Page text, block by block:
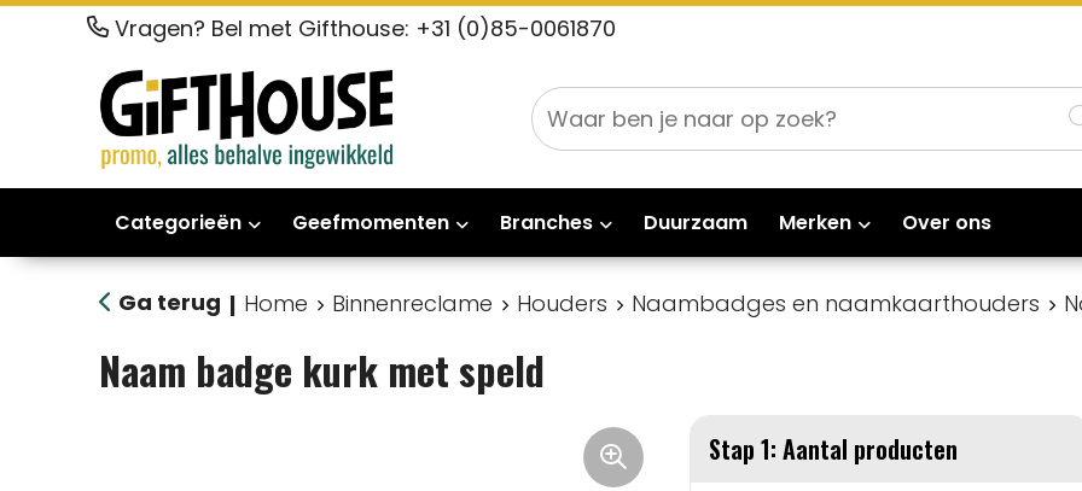
Vragen? Bel met Gifthouse: +31 (0)85-0061870
Categorieën Geefmomenten Branches Duurzaam Merken Over ons
Ga terug | Home Binnenreclame Houders Naambadges en naamkaarthouders
Naam badge kurk met speld
Stap 1: Aantal producten